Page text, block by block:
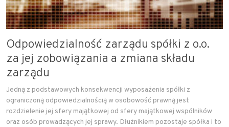
Odpowiedzialność zarządu spółki z o.o.
za jej zobowiązania a zmiana składu
zarządu
Jedną z podstawowych konsekwencji wyposażenia spółki z
ograniczoną odpowiedzialnością w osobowość prawną jest
rozdzielenie jej sfery majątkowej od sfery majątkowej wspólników
oraz osób prowadzących jej sprawy. Dłużnikiem pozostaje spółka i to